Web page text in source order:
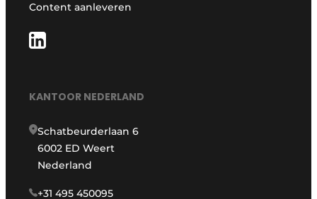
Content aanleveren
KANTOOR NEDERLAND
Schatbeurderlaan 6
6002 ED Weert
Nederland
+31 495 450095